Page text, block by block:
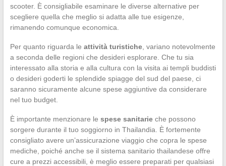
scooter. È consigliabile esaminare le diverse alternative per
scegliere quella che meglio si adatta alle tue esigenze,
rimanendo comunque economica.
Per quanto riguarda le attività turistiche, variano notevolmente
a seconda delle regioni che desideri esplorare. Che tu sia
interessato alla storia e alla cultura con la visita ai templi buddisti
o desideri goderti le splendide spiagge del sud del paese, ci
saranno sicuramente alcune spese aggiuntive da considerare
nel tuo budget.
È importante menzionare le spese sanitarieche possono
sorgere durante il tuo soggiorno in Thailandia. È fortemente
consigliato avere un’assicurazione viaggio che copra le spese
mediche, poiché anche se il sistema sanitario thailandese offre
cure a prezzi accessibili, è meglio essere preparati per qualsiasi